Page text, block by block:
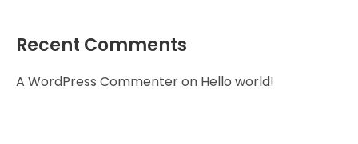
Recent Comments
A WordPress Commenteron Hello world!